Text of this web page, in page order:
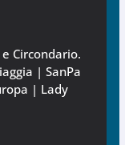
Circondario.
| SanPa
| Lady